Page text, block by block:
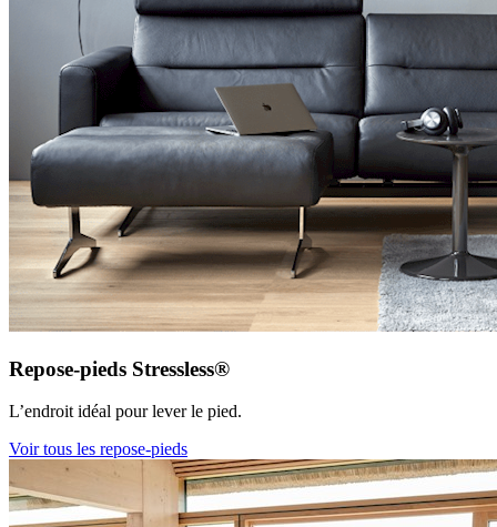
Repose-pieds Stressless®
L’endroit idéal pour lever le pied.
Voir tous les repose-pieds